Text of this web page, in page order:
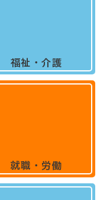
福祉・介護
就職・労働